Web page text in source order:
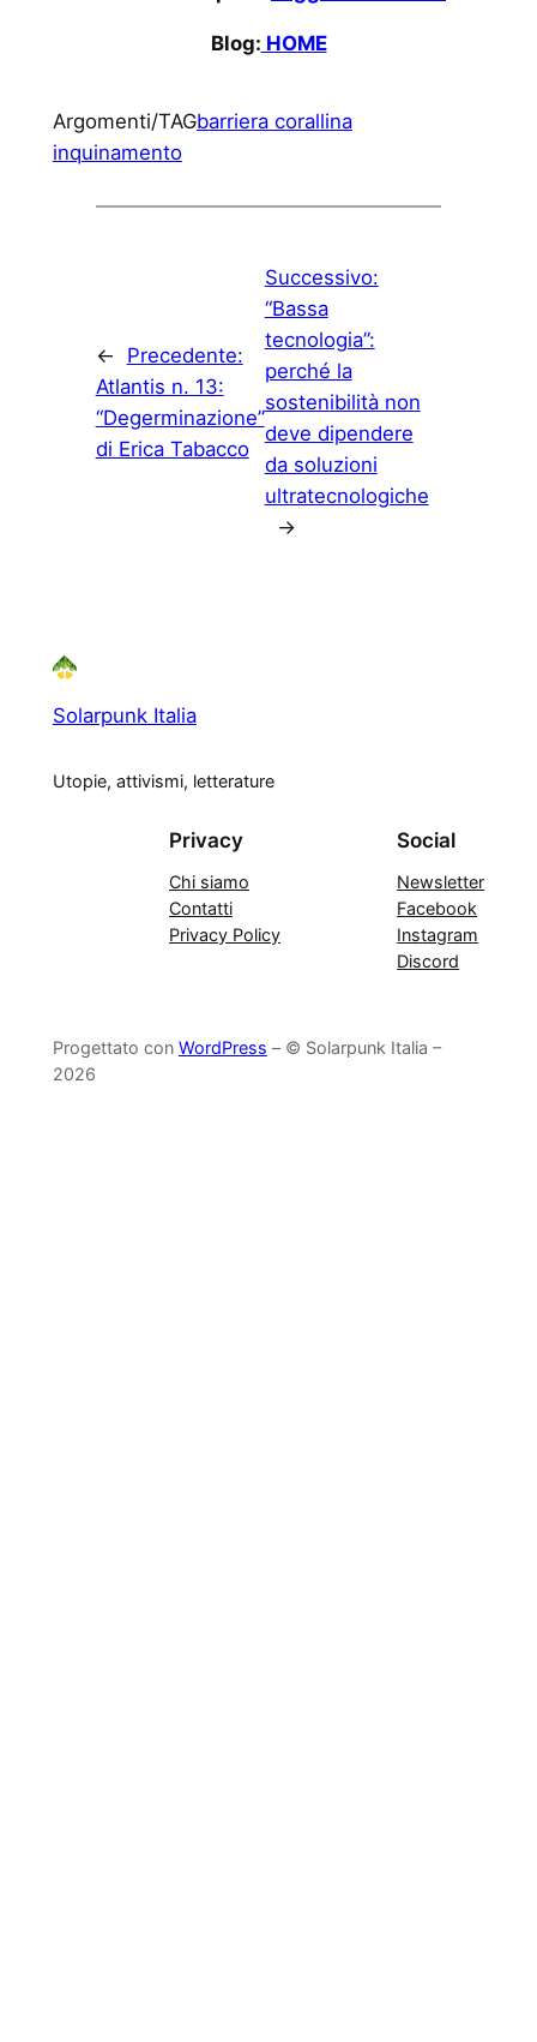
Blog: HOME
Argomenti/TAGbarriera corallina
inquinamento
←
Precedente:
Atlantis n. 13:
“Degerminazione”
di Erica Tabacco
Successivo:
“Bassa
tecnologia”:
perché la
sostenibilità non
deve dipendere
da soluzioni
ultratecnologiche
→
Solarpunk Italia
Utopie, attivismi, letterature
Privacy
Chi siamo
Contatti
Privacy Policy
Social
Newsletter
Facebook
Instagram
Discord
Progettato con WordPress – © Solarpunk Italia –
2026